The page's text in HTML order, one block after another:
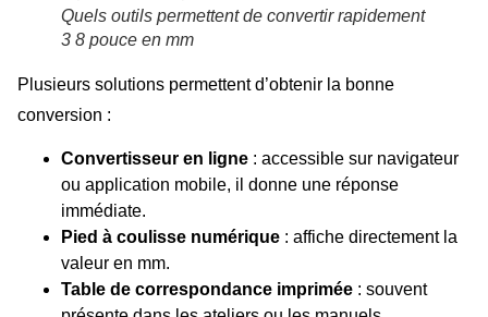
Quels outils permettent de convertir rapidement
3 8 pouce en mm
Plusieurs solutions permettent d’obtenir la bonne
conversion :
Convertisseur en ligne : accessible sur navigateur
ou application mobile, il donne une réponse
immédiate.
Pied à coulisse numérique : affiche directement la
valeur en mm.
Table de correspondance imprimée : souvent